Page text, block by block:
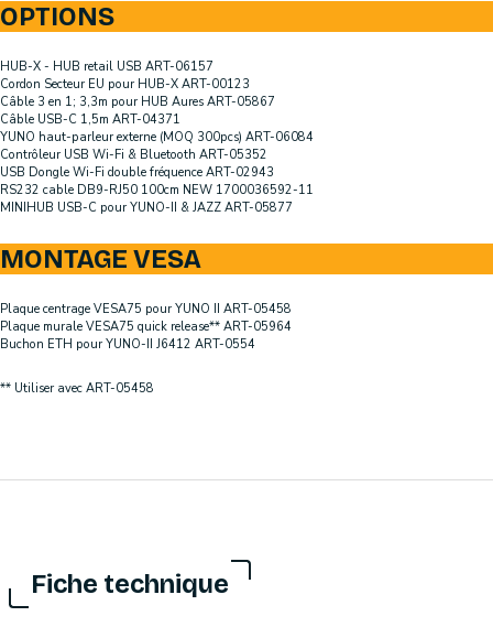
OPTIONS
HUB-X - HUB retail USB ART-06157
Cordon Secteur EU pour HUB-X ART-00123
Câble 3 en 1; 3,3m pour HUB Aures ART-05867
Câble USB-C 1,5m ART-04371
YUNO haut-parleur externe (MOQ 300pcs) ART-06084
Contrôleur USB Wi-Fi & Bluetooth ART-05352
USB Dongle Wi-Fi double fréquence ART-02943
RS232 cable DB9-RJ50 100cm NEW 1700036592-11
MINIHUB USB-C pour YUNO-II & JAZZ ART-05877
MONTAGE VESA
Plaque centrage VESA75 pour YUNO II ART-05458
Plaque murale VESA75 quick release** ART-05964
Buchon ETH pour YUNO-II J6412 ART-0554
** Utiliser avec ART-05458
Fiche technique